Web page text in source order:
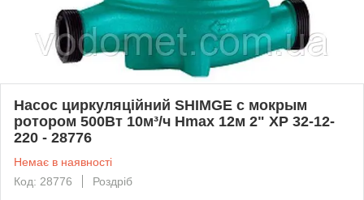
Насос циркуляційний SHIMGE с мокрым
ротором 500Вт 10м³/ч Hmax 12м 2" XP 32-12-
220 - 28776
Немає в наявності
Код: 28776
Роздріб